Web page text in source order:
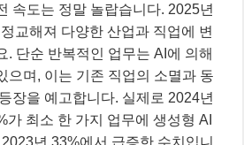
속도는 정말 놀랍습니다. 2025년
교해져 다양한 산업과 직업에 변
. 단순 반복적인 업무는 AI에 의해
으며, 이는 기존 직업의 소멸과 동
장을 예고합니다. 실제로 2024년
가 최소 한 가지 업무에 생성형 AI
년 33%에서 급증한 수치입니